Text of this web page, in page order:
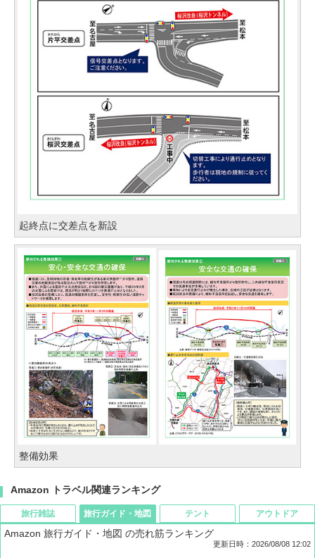
起終点に交差点を新設
整備効果
Amazon トラベル関連ランキング
旅行雑誌 旅行ガイド・地図
Amazon 旅行ガイド・地図 の売れ筋ランキング
更新日時：2026/08/08 12:02
テント アウトドア